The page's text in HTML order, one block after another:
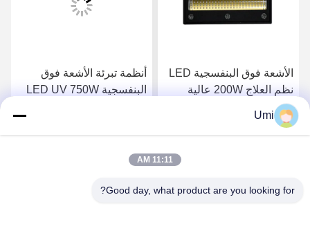
الأشعة فوق البنفسجية LED
نظم العلاج 200W عالية
الطاقة علاج مصباح مصابيح
الأشعة فوق البنفسجية المبرد
مصباح الأشعة فوق
احصل على افضل سعر
أنظمة تبرئة الأشعة فوق
البنفسجية LED UV 750W
احصل على افضل سعر
Umi
11:11 AM
Good day, what product are you looking for?